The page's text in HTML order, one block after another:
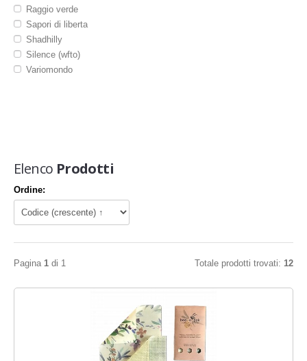
Raggio verde
Sapori di liberta
Shadhilly
Silence (wfto)
Variomondo
Elenco Prodotti
Ordine:
Pagina 1 di 1 Totale prodotti trovati: 12